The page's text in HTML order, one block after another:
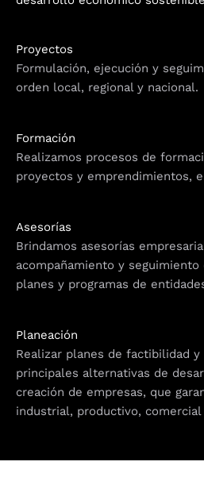
Proyectos
Formulación, ejecución y
orden local, regional y nacional.
Formación
Realizamos procesos de
proyectos y emprendimientos,
Asesorías
Brindamos asesorías
acompañamiento y
planes y programas de
Planeación
Realizar planes de factibilidad
principales alternativas de
creación de empresas, que
industrial, productivo,